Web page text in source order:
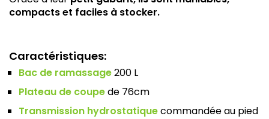
compacts et faciles à stocker.
Caractéristiques:
Bac de ramassage200 L
Plateau de coupede 76cm
Transmission hydrostatiquecommandée au pied